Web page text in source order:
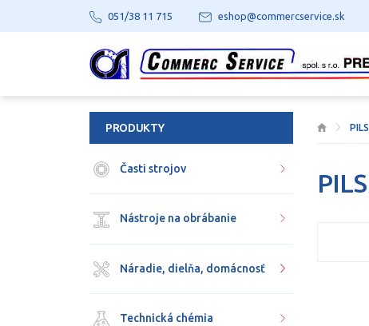
PRODUKTY
Časti strojov
Nástroje na obrábanie
Náradie, dielňa, domácnosť
Technická chémia
051/38 11 715 eshop@commercservice.sk